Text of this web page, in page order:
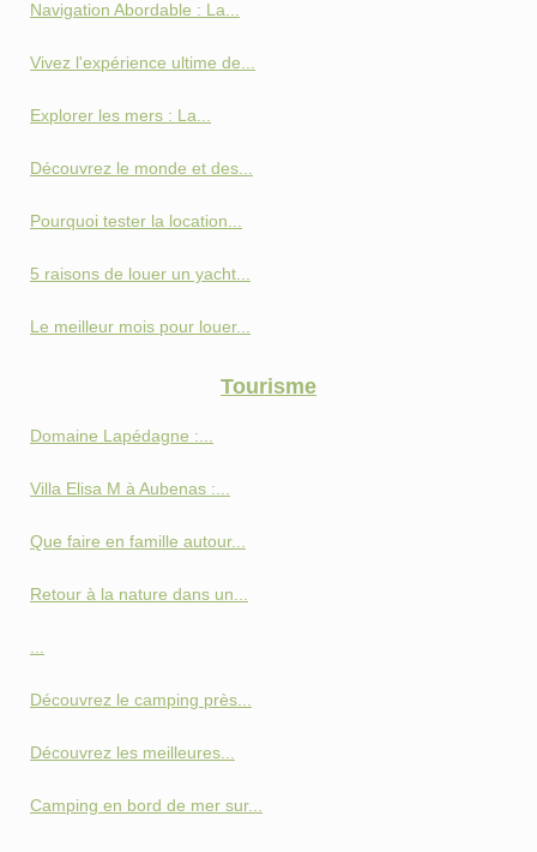
Navigation Abordable : La...
Vivez l'expérience ultime de...
Explorer les mers : La...
Découvrez le monde et des...
Pourquoi tester la location...
5 raisons de louer un yacht...
Le meilleur mois pour louer...
Tourisme
Domaine Lapédagne :...
Villa Elisa M à Aubenas :...
Que faire en famille autour...
Retour à la nature dans un...
...
Découvrez le camping près...
Découvrez les meilleures...
Camping en bord de mer sur...